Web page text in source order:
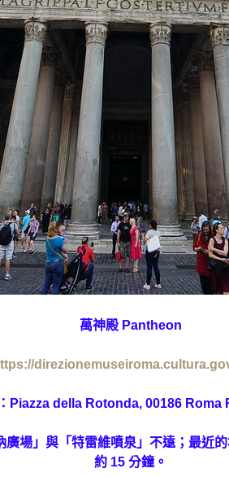
萬神殿 Pantheon
Piazza della Rotonda, 00186 Roma
廣場」與「特雷維噴泉」不遠；最近
約 15 分鐘。